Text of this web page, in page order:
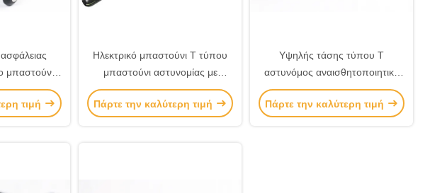
μπαστούνι
Τ για το
τιμή
Ηλεκτρικό μπαστούνι T τύπου
μπαστούνι αστυνομίας με
φωτεινό δείκτη για την επιβολή
του νόμου
Πάρτε την καλύτερη τιμή
Υψηλής τάσης τύπου Τ
αστυνόμος αναισθητοποιητικό
μπαστούνι με λειτουργία
ηλεκτρικού σοκ και φωτεινή
Πάρτε την καλύτερη τιμή